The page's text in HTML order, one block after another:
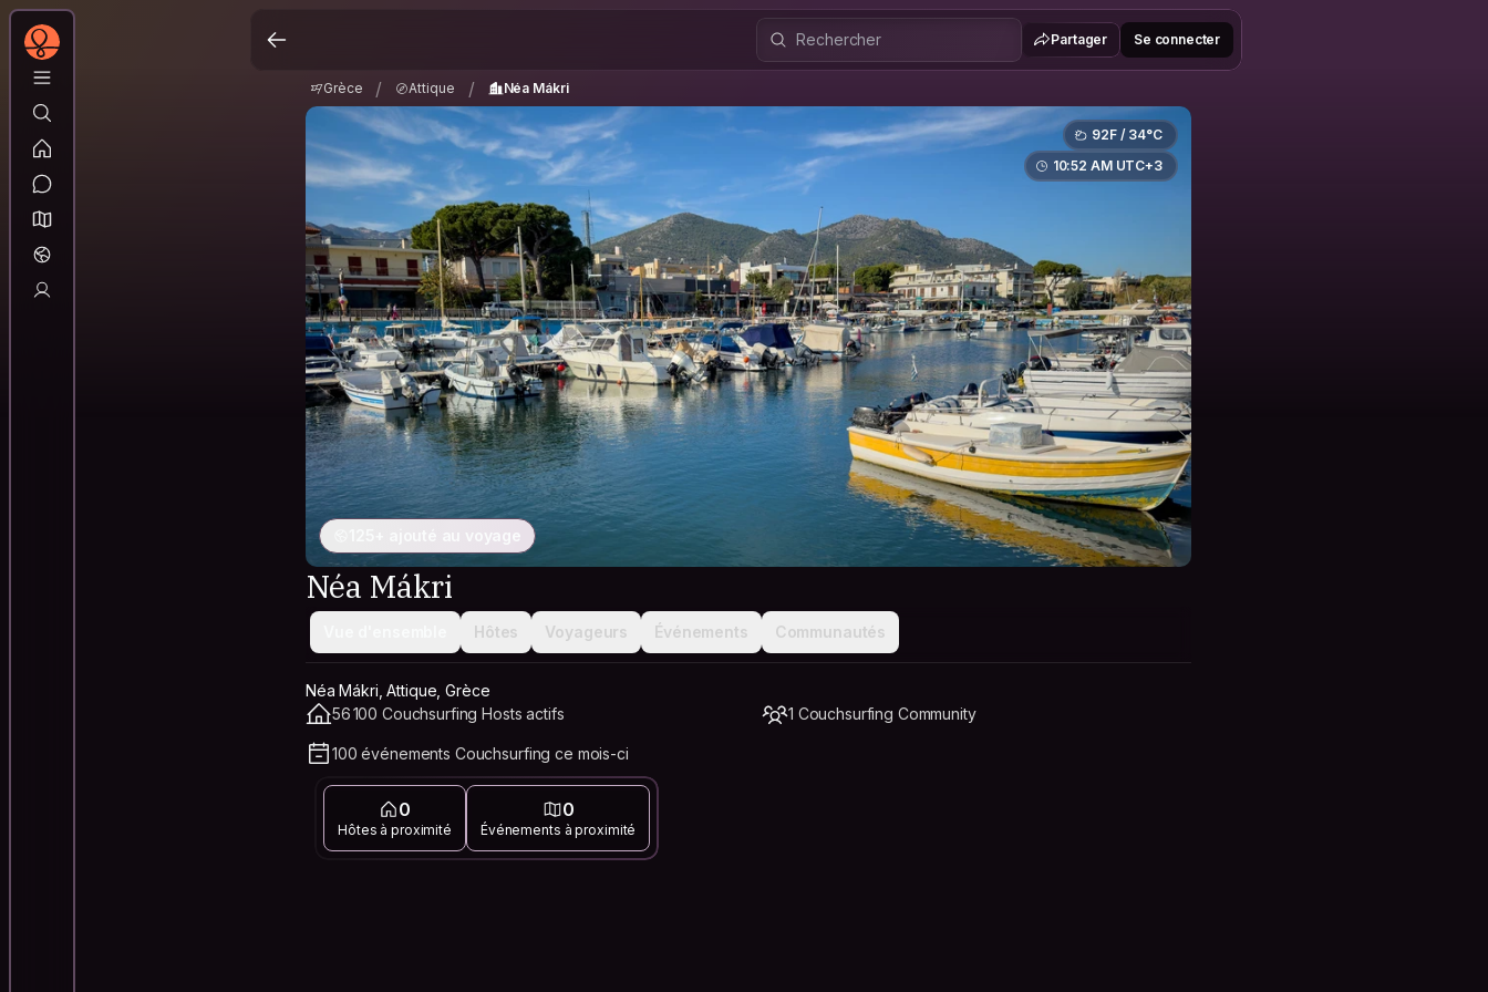
Partager Se connecter
Grèce / Attique / Néa Mákri
92F / 34°C
10:52 AM UTC+3
125+ ajouté au voyage
Néa Mákri
Hôtes Voyageurs Événements Communautés
Néa Mákri, Attique, Grèce
56 100 Couchsurfing Hosts actifs
1 Couchsurfing Community
100 événements Couchsurfing ce mois-ci
0
Hôtes à proximité
0
Événements à proximité